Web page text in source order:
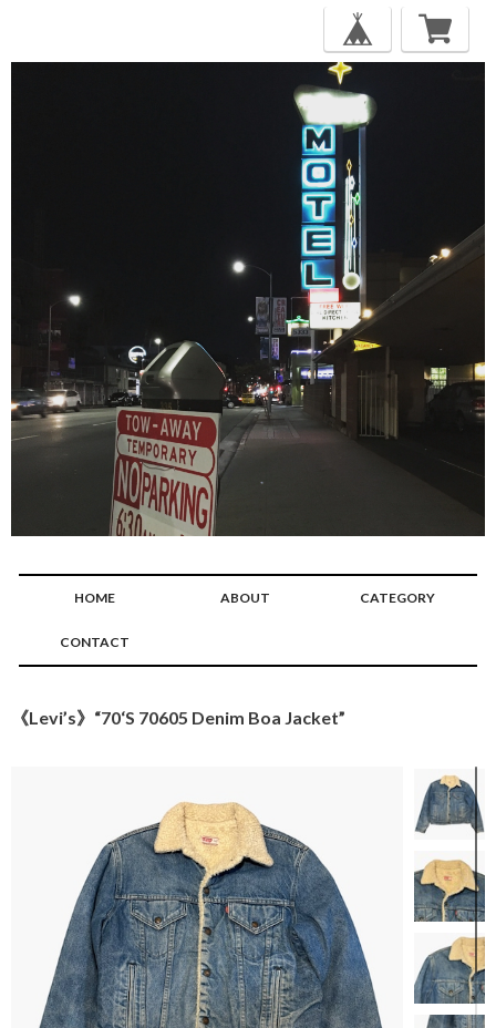
HOME ABOUT CATEGORY
CONTACT
《Levi’s》“70‘S 70605 Denim Boa Jacket”